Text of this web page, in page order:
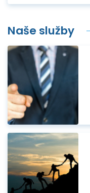
Naše služby